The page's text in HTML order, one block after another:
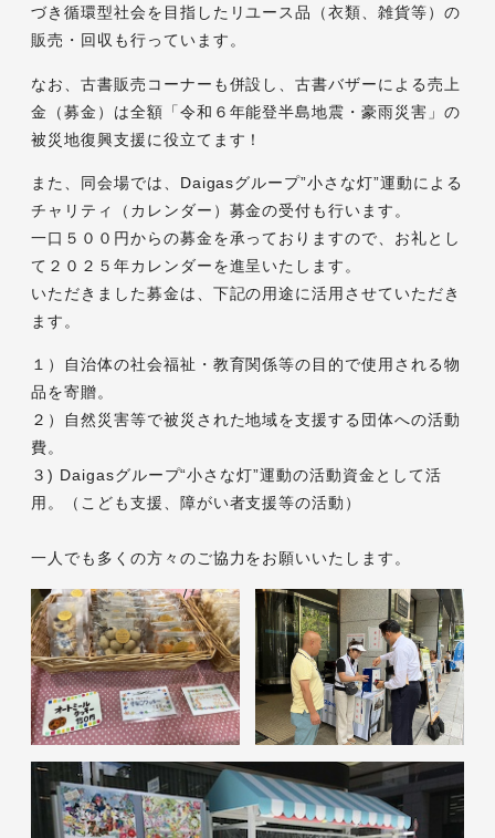
づき循環型社会を目指したリユース品（衣類、雑貨等）の
販売・回収も行っています。
なお、古書販売コーナーも併設し、古書バザーによる売上
金（募金）は全額「令和６年能登半島地震・豪雨災害」の
被災地復興支援に役立てます！
また、同会場では、Daigasグループ”小さな灯”運動による
チャリティ（カレンダー）募金の受付も行います。
一口５００円からの募金を承っておりますので、お礼とし
て２０２５年カレンダーを進呈いたします。
いただきました募金は、下記の用途に活用させていただき
ます。
１）自治体の社会福祉・教育関係等の目的で使用される物
品を寄贈。
２）自然災害等で被災された地域を支援する団体への活動
費。
３) Daigasグループ“小さな灯”運動の活動資金として活
用。（こども支援、障がい者支援等の活動）
一人でも多くの方々のご協力をお願いいたします。